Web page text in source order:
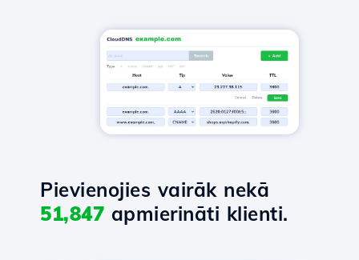
Pievienojies vairāk nekā
51,847 apmierināti klienti.